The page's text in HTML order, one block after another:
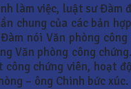
làm việc, luật sư Đàm
chung của các bản
nói Văn phòng
Văn phòng công
công chứng viên, hoạt
– ông Chinh bức xúc.